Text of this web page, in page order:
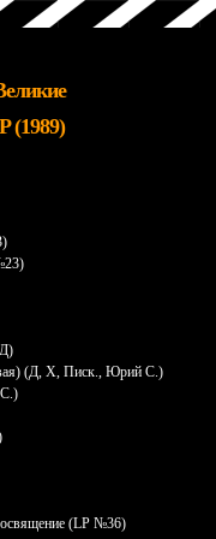
(1989)
(Д, Х, Писк., Юрий С.)
(LP №36)